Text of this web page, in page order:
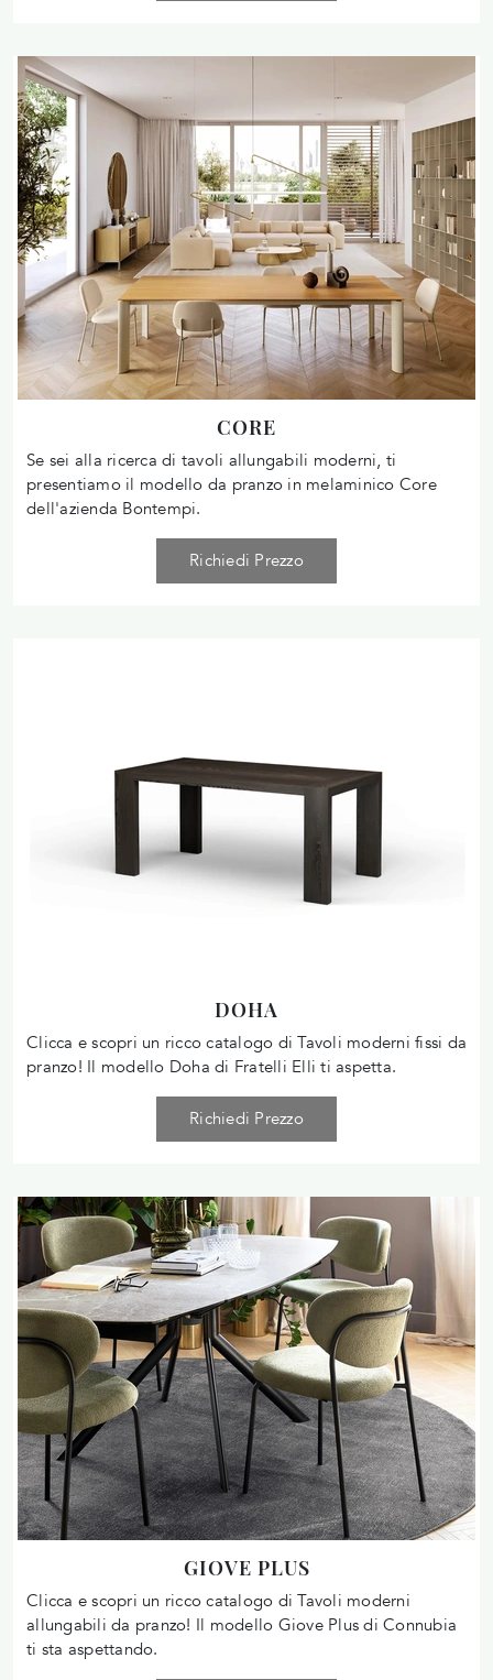
CORE
Se sei alla ricerca di tavoli allungabili moderni, ti
presentiamo il modello da pranzo in melaminico Core
dell'azienda Bontempi.
Richiedi Prezzo
DOHA
Clicca e scopri un ricco catalogo di Tavoli moderni fissi da
pranzo! Il modello Doha di Fratelli Elli ti aspetta.
Richiedi Prezzo
GIOVE PLUS
Clicca e scopri un ricco catalogo di Tavoli moderni
allungabili da pranzo! Il modello Giove Plus di Connubia
ti sta aspettando.